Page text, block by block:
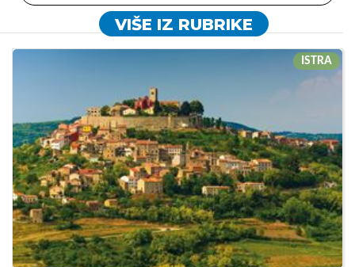
VIŠE IZ RUBRIKE
ISTRA